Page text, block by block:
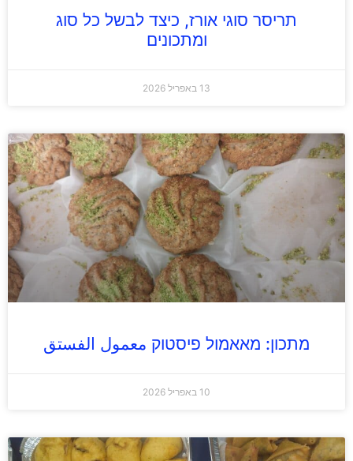
תריסר סוגי אורז, כיצד לבשל כל סוג
ומתכונים
13 באפריל 2026
מתכון: מאאמול פיסטוק معمول الفستق
10 באפריל 2026